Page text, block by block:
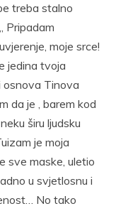
treba stalno
Pripadam
moje srce!
jedina tvoja
osnova Tinova
da je , barem kod
širu ljudsku
je moja
sve maske, uletio
u svjetlosnu i
No tako